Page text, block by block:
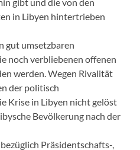
in Libyen hintertrieben
gut umsetzbaren
noch verbliebenen offenen
werden. Wegen Rivalität
der politisch
Krise in Libyen nicht gelöst
Bevölkerung nach der
Präsidentschafts-,